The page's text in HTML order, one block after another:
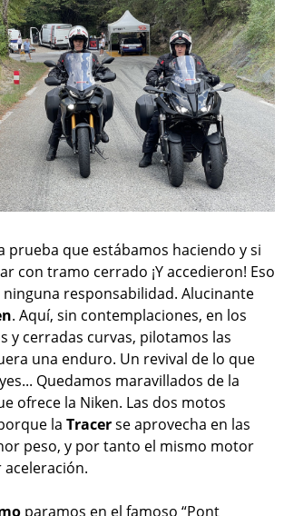
prueba que estábamos haciendo y si
con tramo cerrado ¡Y accedieron! Eso
responsabilidad. Alucinante
. Aquí, sin contemplaciones, en los
y cerradas curvas, pilotamos las
una enduro. Un revival de lo que
Quedamos maravillados de la
ofrece la Niken. Las dos motos
la Tracerse aprovecha en las
peso, y por tanto el mismo motor
paramos en el famoso “Pont